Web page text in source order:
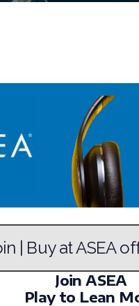
| Buy at ASEA
Join ASEA
Play to Lean